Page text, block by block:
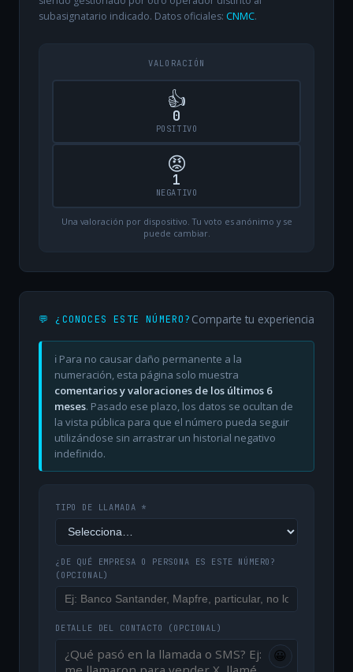
subasignatario indicado. Datos oficiales: CNMC.
VALORACIÓN
👍
0
POSITIVO
😡
1
NEGATIVO
Una valoración por dispositivo. Tu voto es anónimo y se
puede cambiar.
💬 ¿CONOCES ESTE NÚMERO? Comparte tu experiencia
ℹ️ Para no causar daño permanente a la
numeración, esta página solo muestra
comentarios y valoraciones de los últimos 6
meses. Pasado ese plazo, los datos se ocultan de
la vista pública para que el número pueda seguir
utilizándose sin arrastrar un historial negativo
indefinido.
TIPO DE LLAMADA *
¿DE QUÉ EMPRESA O PERSONA ES ESTE NÚMERO?
(OPCIONAL)
DETALLE DEL CONTACTO (OPCIONAL)
😀